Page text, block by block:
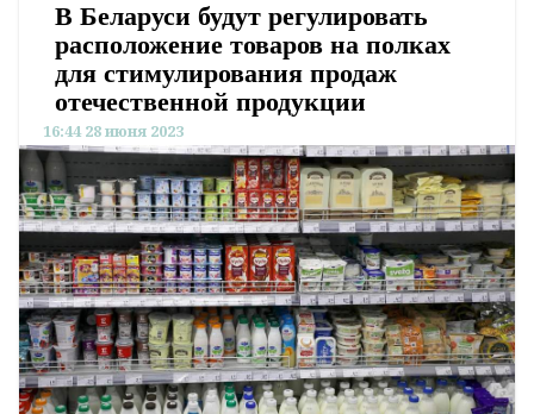
В Беларуси будут регулировать
расположение товаров на полках
для стимулирования продаж
отечественной продукции
16:44 28 июня 2023